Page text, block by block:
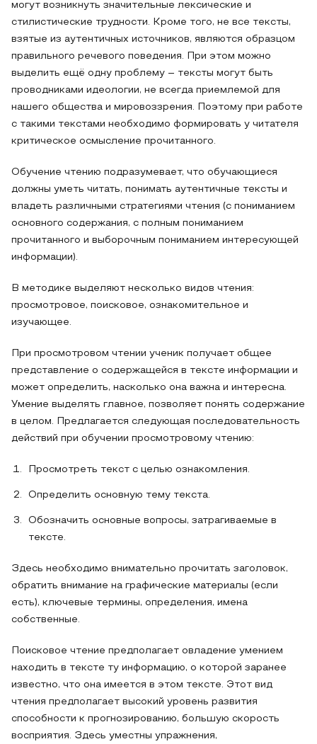
могут возникнуть значительные лексические и
стилистические трудности. Кроме того, не все тексты,
взятые из аутентичных источников, являются образцом
правильного речевого поведения. При этом можно
выделить ещё одну проблему – тексты могут быть
проводниками идеологии, не всегда приемлемой для
нашего общества и мировоззрения. Поэтому при работе
с такими текстами необходимо формировать у читателя
критическое осмысление прочитанного.
Обучение чтению подразумевает, что обучающиеся
должны уметь читать, понимать аутентичные тексты и
владеть различными стратегиями чтения (с пониманием
основного содержания, с полным пониманием
прочитанного и выборочным пониманием интересующей
информации).
В методике выделяют несколько видов чтения:
просмотровое, поисковое, ознакомительное и
изучающее.
При просмотровом чтении ученик получает общее
представление о содержащейся в тексте информации и
может определить, насколько она важна и интересна.
Умение выделять главное, позволяет понять содержание
в целом. Предлагается следующая последовательность
действий при обучении просмотровому чтению:
Просмотреть текст с целью ознакомления.
Определить основную тему текста.
Обозначить основные вопросы, затрагиваемые в
тексте.
Здесь необходимо внимательно прочитать заголовок,
обратить внимание на графические материалы (если
есть), ключевые термины, определения, имена
собственные.
Поисковое чтение предполагает овладение умением
находить в тексте ту информацию, о которой заранее
известно, что она имеется в этом тексте. Этот вид
чтения предполагает высокий уровень развития
способности к прогнозированию, большую скорость
восприятия. Здесь уместны упражнения,